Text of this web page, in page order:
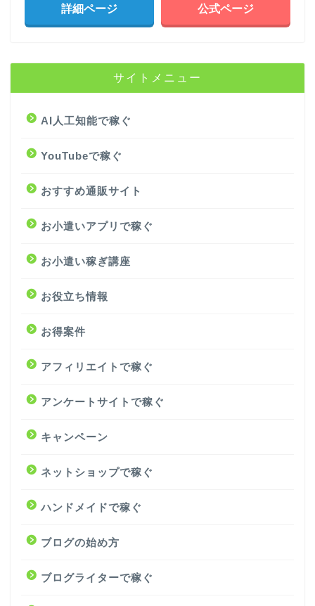
詳細ページ 公式ページ
サイトメニュー
AI人工知能で稼ぐ
YouTubeで稼ぐ
おすすめ通販サイト
お小遣いアプリで稼ぐ
お小遣い稼ぎ講座
お役立ち情報
お得案件
アフィリエイトで稼ぐ
アンケートサイトで稼ぐ
キャンペーン
ネットショップで稼ぐ
ハンドメイドで稼ぐ
ブログの始め方
ブログライターで稼ぐ